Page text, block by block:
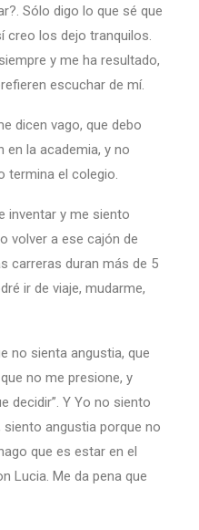
Sólo digo lo que sé que
creo los dejo tranquilos.
y me ha resultado,
escuchar de mí.
dicen vago, que debo
en la academia, y no
termina el colegio.
inventar y me siento
volver a ese cajón de
carreras duran más de 5
ir de viaje, mudarme,
no sienta angustia, que
no me presione, y
decidir”. Y Yo no siento
angustia porque no
que es estar en el
Lucia. Me da pena que